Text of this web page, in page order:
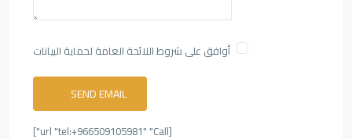
أوافق على شروط اللائحة العامة لحماية البيانات
[url "tel:+966509105981" "Call"]